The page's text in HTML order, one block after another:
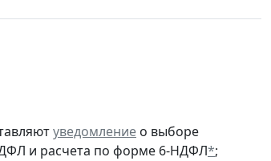
уведомление о выборе
и расчета по форме 6-НДФЛ*;